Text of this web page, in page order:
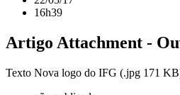
16h39
Artigo Attachment -
Texto Nova logo do IFG (.jpg 171